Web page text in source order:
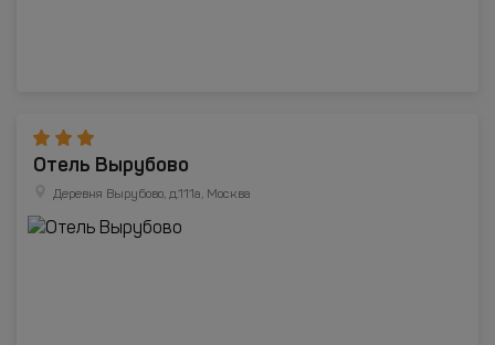
Отель Вырубово
Деревня Вырубово, д.111а, Москва